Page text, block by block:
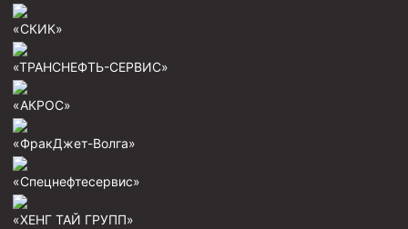
Оборудование для трубопроводов и манифольдов
Буровые насосы
Противовыбросовое оборудование
«СКИК»
«ТРАНСНЕФТЬ-СЕРВИС»
«АКРОС»
«ФракДжет-Волга»
«Спецнефтесервис»
«ХЕНГ ТАЙ ГРУПП»